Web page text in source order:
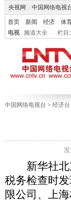
央视网 中国网络电视
首页 新闻 经济 体
电视
频道大全 栏目
中国网络电视台 > 经济台
新华社北
税务检查时
限公司、上